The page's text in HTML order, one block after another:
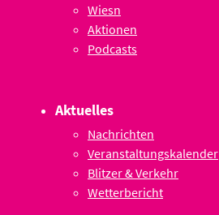
Wiesn
Aktionen
Podcasts
Aktuelles
Nachrichten
Veranstaltungskalender
Blitzer & Verkehr
Wetterbericht